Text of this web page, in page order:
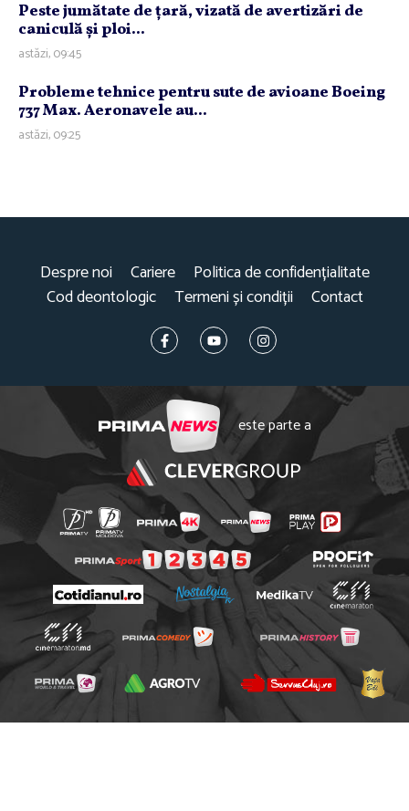
Peste jumătate de ţară, vizată de avertizări de
caniculă şi ploi...
astăzi, 09:45
Probleme tehnice pentru sute de avioane Boeing
737 Max. Aeronavele au...
astăzi, 09:25
Despre noi Cariere
Politica de confidențialitate
Cod deontologic
Termeni și condiții Contact
este parte a